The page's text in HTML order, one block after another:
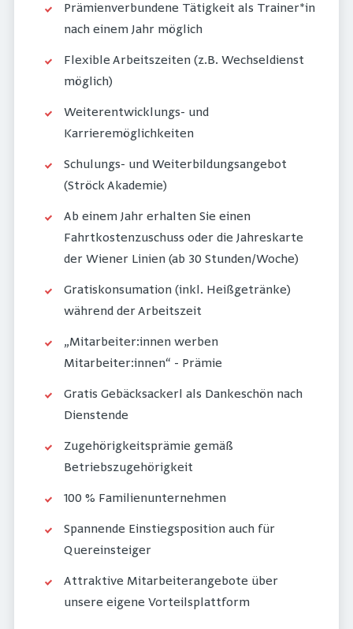
Prämienverbundene Tätigkeit als Trainer*in
nach einem Jahr möglich
Flexible Arbeitszeiten (z.B. Wechseldienst
möglich)
Weiterentwicklungs- und
Karrieremöglichkeiten
Schulungs- und Weiterbildungsangebot
(Ströck Akademie)
Ab einem Jahr erhalten Sie einen
Fahrtkostenzuschuss oder die Jahreskarte
der Wiener Linien (ab 30 Stunden/Woche)
Gratiskonsumation (inkl. Heißgetränke)
während der Arbeitszeit
„Mitarbeiter:innen werben
Mitarbeiter:innen“ - Prämie
Gratis Gebäcksackerl als Dankeschön nach
Dienstende
Zugehörigkeitsprämie gemäß
Betriebszugehörigkeit
100 % Familienunternehmen
Spannende Einstiegsposition auch für
Quereinsteiger
Attraktive Mitarbeiterangebote über
unsere eigene Vorteilsplattform